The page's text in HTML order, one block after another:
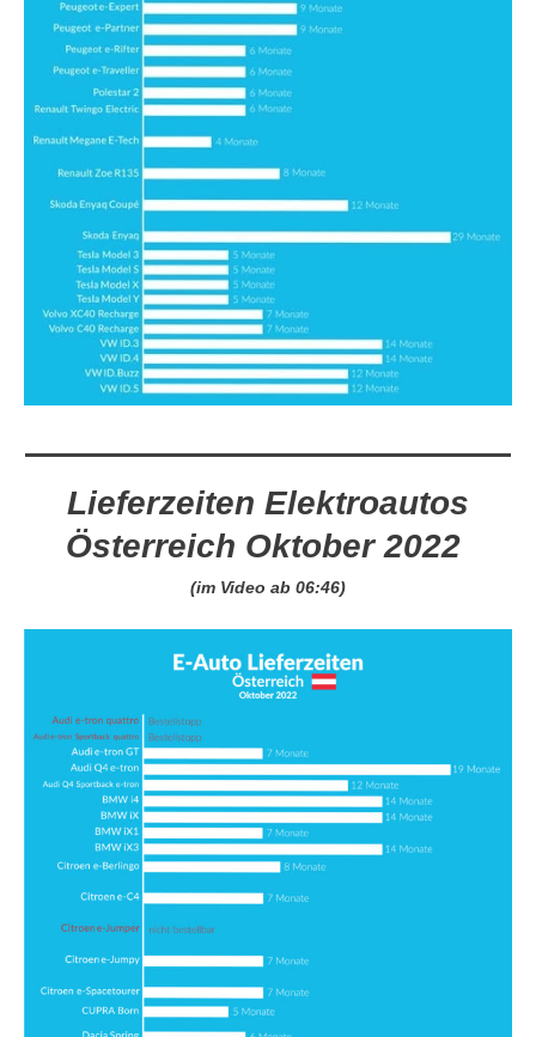
Lieferzeiten Elektroautos
Österreich Oktober 2022
(im Video ab 06:46)